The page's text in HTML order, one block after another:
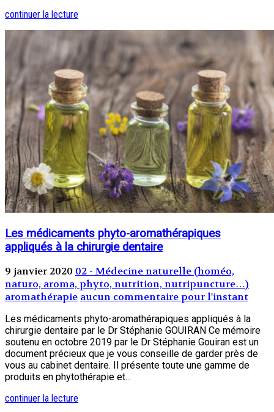
continuer la lecture
Les médicaments phyto-aromathérapiques
appliqués à la chirurgie dentaire
9 janvier 2020 02 - Médecine naturelle (homéo,
naturo, aroma, phyto, nutrition, nutripuncture…)
aromathérapie aucun commentaire pour l'instant
Les médicaments phyto-aromathérapiques appliqués à la
chirurgie dentaire par le Dr Stéphanie GOUIRAN Ce mémoire
soutenu en octobre 2019 par le Dr Stéphanie Gouiran est un
document précieux que je vous conseille de garder près de
vous au cabinet dentaire. Il présente toute une gamme de
produits en phytothérapie et...
continuer la lecture